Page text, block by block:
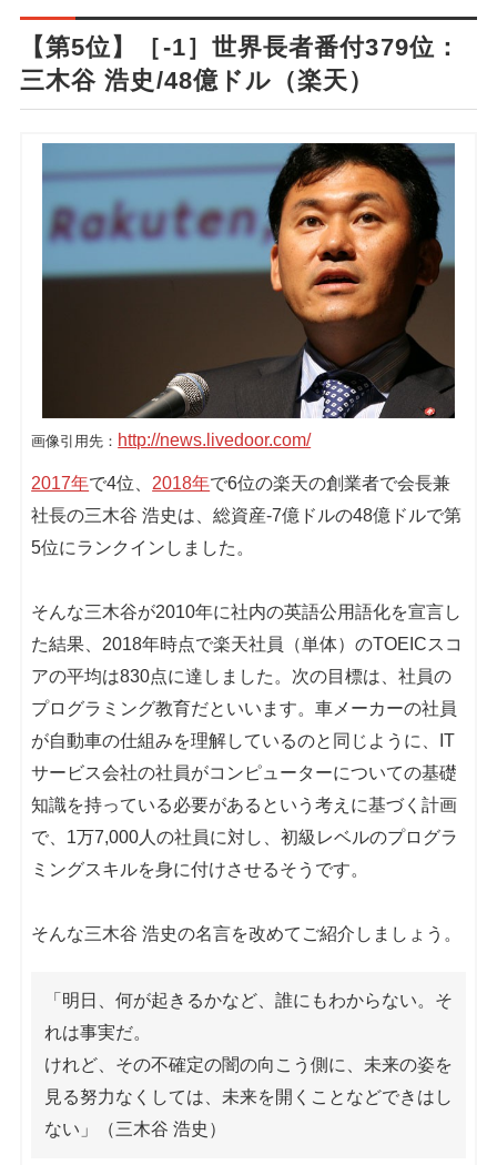
【第5位】［-1］世界長者番付379位：
三木谷 浩史/48億ドル（楽天）
画像引用先： http://news.livedoor.com/
2017年で4位、 2018年で6位の楽天の創業者で会長兼
社長の三木谷 浩史は、総資産-7億ドルの48億ドルで第
5位にランクインしました。
そんな三木谷が2010年に社内の英語公用語化を宣言し
た結果、2018年時点で楽天社員（単体）のTOEICスコ
アの平均は830点に達しました。次の目標は、社員の
プログラミング教育だといいます。車メーカーの社員
が自動車の仕組みを理解しているのと同じように、IT
サービス会社の社員がコンピューターについての基礎
知識を持っている必要があるという考えに基づく計画
で、1万7,000人の社員に対し、初級レベルのプログラ
ミングスキルを身に付けさせるそうです。
そんな三木谷 浩史の名言を改めてご紹介しましょう。
「明日、何が起きるかなど、誰にもわからない。そ
れは事実だ。
けれど、その不確定の闇の向こう側に、未来の姿を
見る努力なくしては、未来を開くことなどできはし
ない」（三木谷 浩史）